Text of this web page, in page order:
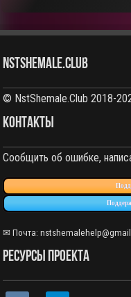
NstShemale.Club
© NstShemale.Club 2018-
КОНТАКТЫ
Сообщить об ошибке,
✉ Почта:
РЕСУРСЫ ПРОЕКТА